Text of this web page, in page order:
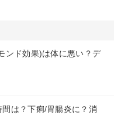
ンド効果)は体に悪い？デ
は？下痢/胃腸炎に？消